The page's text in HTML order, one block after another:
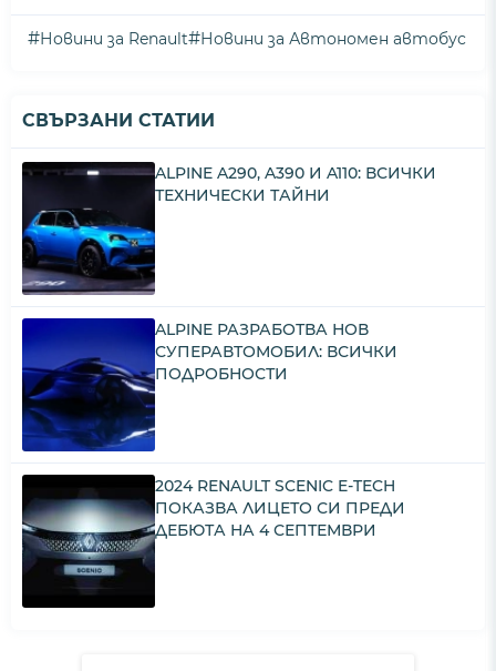
#Новини за Renault#Новини за Автономен автобус
СВЪРЗАНИ СТАТИИ
ALPINE A290, A390 И A110: ВСИЧКИ
ТЕХНИЧЕСКИ ТАЙНИ
ALPINE РАЗРАБОТВА НОВ
СУПЕРАВТОМОБИЛ: ВСИЧКИ
ПОДРОБНОСТИ
2024 RENAULT SCENIC E-TECH
ПОКАЗВА ЛИЦЕТО СИ ПРЕДИ
ДЕБЮТА НА 4 СЕПТЕМВРИ